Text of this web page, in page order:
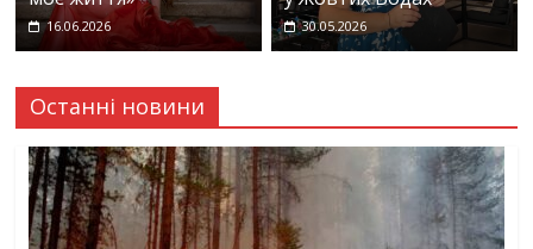
16.06.2026 30.05.2026
Останні новини